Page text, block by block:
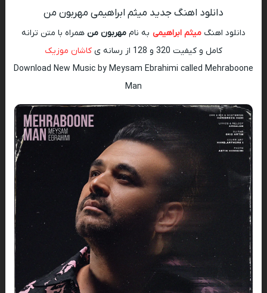
دانلود اهنگ جدید میثم ابراهیمی مهربون من
دانلود اهنگ میثم ابراهیمی به نام مهربون من همراه با متن ترانه
کامل و کیفیت 320 و 128 از رسانه ی
کاشان موزیک
Download New Music by Meysam Ebrahimi called Mehraboone
Man